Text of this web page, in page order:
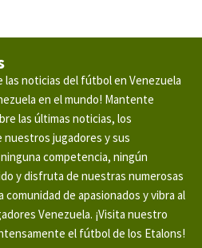
las noticias del fútbol en Venezuela
en el mundo! Mantente
las últimas noticias, los
jugadores y sus
competencia, ningún
y disfruta de nuestras numerosas
de apasionados y vibra al
Venezuela. ¡Visita nuestro
el fútbol de los Etalons!